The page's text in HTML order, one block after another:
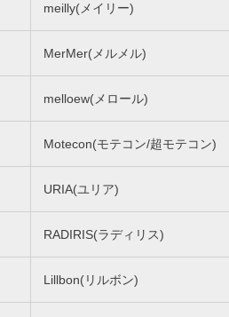
meilly(メイリー)
MerMer(メルメル)
melloew(メロール)
Motecon(モテコン/超モテコン)
URIA(ユリア)
RADIRIS(ラディリス)
Lillbon(リルボン)